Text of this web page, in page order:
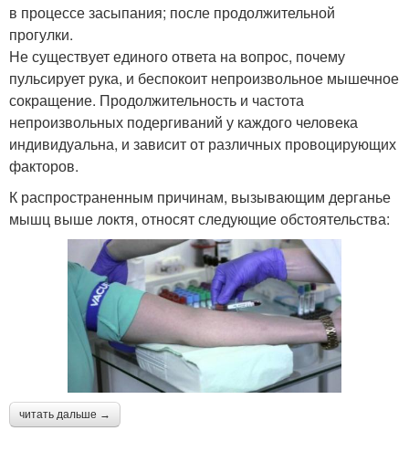
в процессе засыпания; после продолжительной
прогулки.
Не существует единого ответа на вопрос, почему
пульсирует рука, и беспокоит непроизвольное мышечное
сокращение. Продолжительность и частота
непроизвольных подергиваний у каждого человека
индивидуальна, и зависит от различных провоцирующих
факторов.
К распространенным причинам, вызывающим дерганье
мышц выше локтя, относят следующие обстоятельства:
читать дальше →